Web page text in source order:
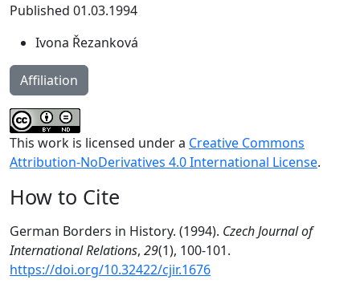
Published 01.03.1994
Ivona Řezanková
Affiliation
This work is licensed under a Creative Commons
Attribution-NoDerivatives 4.0 International License.
How to Cite
German Borders in History. (1994). Czech Journal of
International Relations, 29(1), 100-101.
https://doi.org/10.32422/cjir.1676